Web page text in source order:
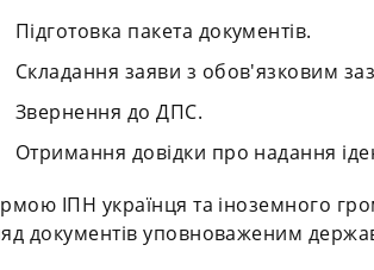
Підготовка пакета документів.
Складання заяви з обов'язковим
Звернення до ДПС.
Отримання довідки про надання
ІПН українця та іноземного
документів уповноваженим